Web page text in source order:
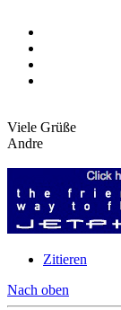
Viele Grüße
Andre
Zitieren
Nach oben